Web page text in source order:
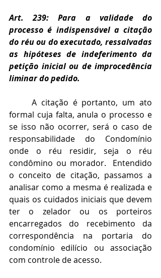
Art. 239: Para a validade do
processo é indispensável a citação
do réu ou do executado, ressalvadas
as hipóteses de indeferimento da
petição inicial ou de improcedência
liminar do pedido.
A citação é portanto, um ato
formal cuja falta, anula o processo e
se isso não ocorrer, será o caso de
responsabilidade do Condomínio
onde o réu residir, seja o réu
condômino ou morador.  Entendido
o conceito de citação, passamos a
analisar como a mesma é realizada e
quais os cuidados iniciais que devem
ter o zelador ou os porteiros
encarregados do recebimento da
correspondência na portaria do
condomínio edilício ou associação
com controle de acesso.